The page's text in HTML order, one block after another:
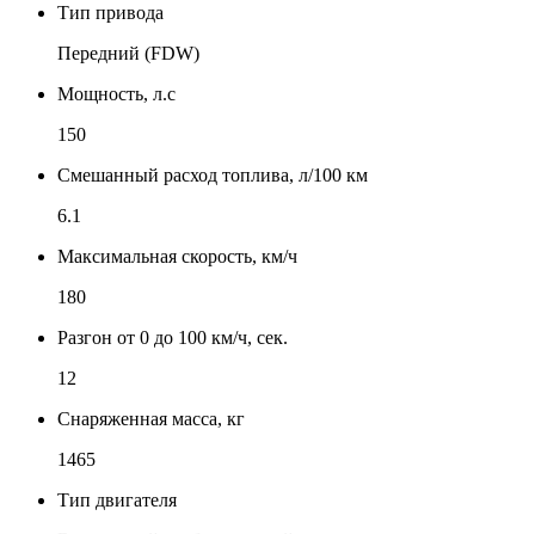
Тип привода
Передний (FDW)
Мощность, л.с
150
Смешанный расход топлива, л/100 км
6.1
Максимальная скорость, км/ч
180
Разгон от 0 до 100 км/ч, сек.
12
Снаряженная масса, кг
1465
Тип двигателя